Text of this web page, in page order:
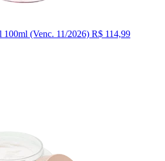
(Venc. 11/2026) R$ 114,99